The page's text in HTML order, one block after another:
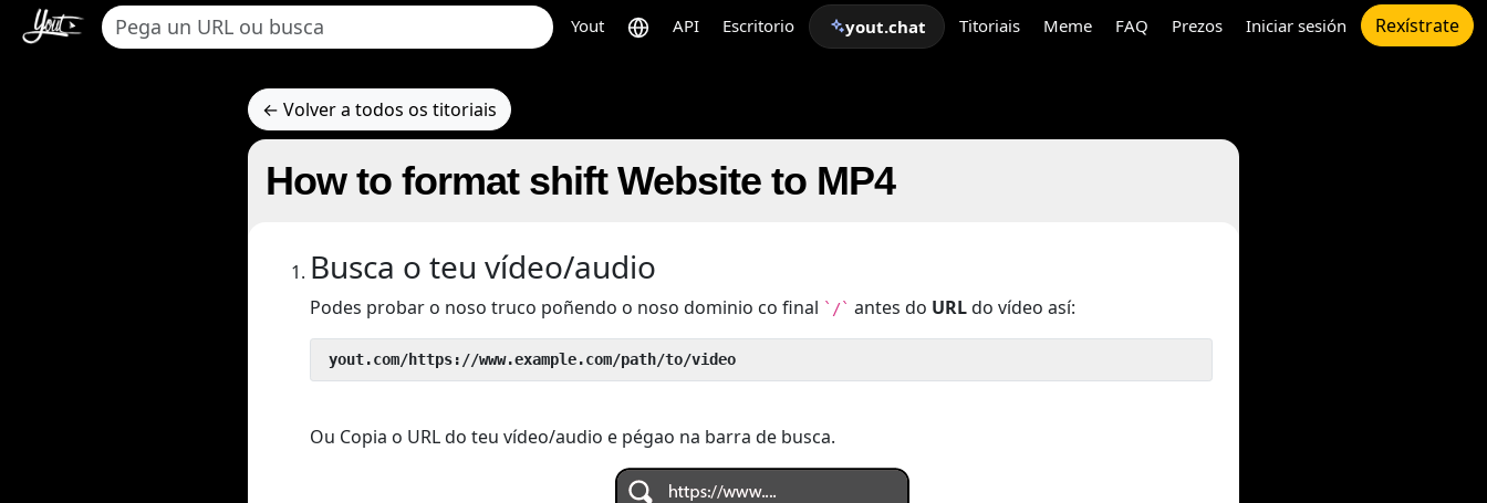
Yout API Escritorio yout.chat Titoriais Meme FAQ Prezos Iniciar sesión Rexístrate
← Volver a todos os titoriais
How to format shift Website to MP4
Busca o teu vídeo/audio
Podes probar o noso truco poñendo o noso dominio co final `/` antes do URLdo vídeo así:
yout.com/https://www.example.com/path/to/video
Ou Copia o URL do teu vídeo/audio e pégao na barra de busca.